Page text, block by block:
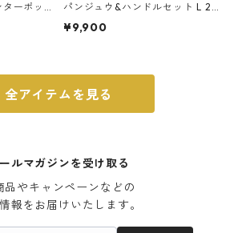
ーポッ
パンジュウ&ハンドルセット L 24c
m ガス火・IH対応 鉄フライパン
¥9,900
全アイテムを見る
ルマガジンを受け取る
品やキャンペーンなどの
報をお届けいたします。